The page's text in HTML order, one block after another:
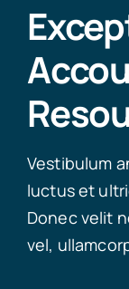
Vestibulum
luctus et
Donec velit
vel,